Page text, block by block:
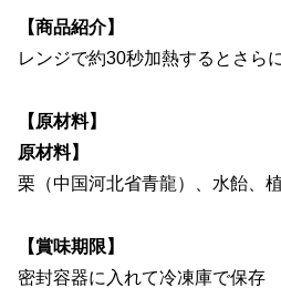
【商品紹介】
レンジで約30秒加熱するとさら
【原材料】
原材料】
栗（中国河北省青龍）、水飴、
【賞味期限】
密封容器に入れて冷凍庫で保存